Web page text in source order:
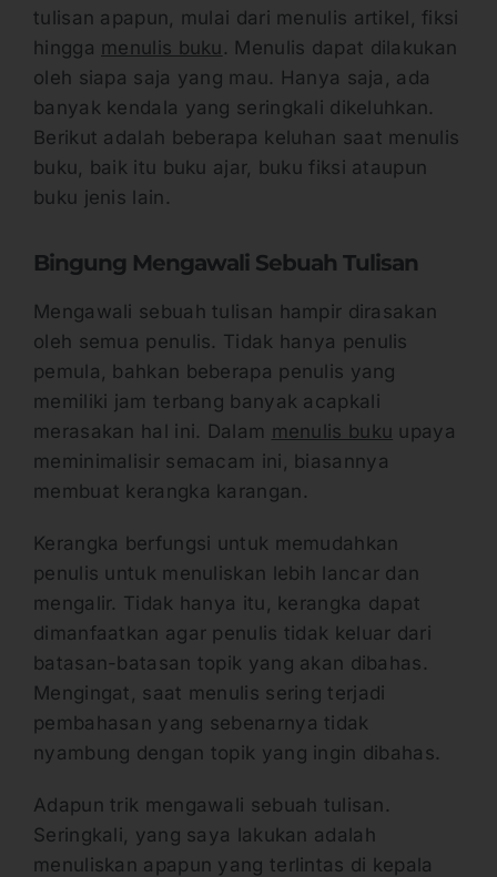
tulisan apapun, mulai dari menulis artikel, fiksi
hingga menulis buku . Menulis dapat dilakukan
oleh siapa saja yang mau. Hanya saja, ada
banyak kendala yang seringkali dikeluhkan.
Berikut adalah beberapa keluhan saat menulis
buku, baik itu buku ajar, buku fiksi ataupun
buku jenis lain.
Bingung Mengawali Sebuah Tulisan
Mengawali sebuah tulisan hampir dirasakan
oleh semua penulis. Tidak hanya penulis
pemula, bahkan beberapa penulis yang
memiliki jam terbang banyak acapkali
merasakan hal ini. Dalam menulis buku upaya
meminimalisir semacam ini, biasannya
membuat kerangka karangan.
Kerangka berfungsi untuk memudahkan
penulis untuk menuliskan lebih lancar dan
mengalir. Tidak hanya itu, kerangka dapat
dimanfaatkan agar penulis tidak keluar dari
batasan-batasan topik yang akan dibahas.
Mengingat, saat menulis sering terjadi
pembahasan yang sebenarnya tidak
nyambung dengan topik yang ingin dibahas.
Adapun trik mengawali sebuah tulisan.
Seringkali, yang saya lakukan adalah
menuliskan apapun yang terlintas di kepala